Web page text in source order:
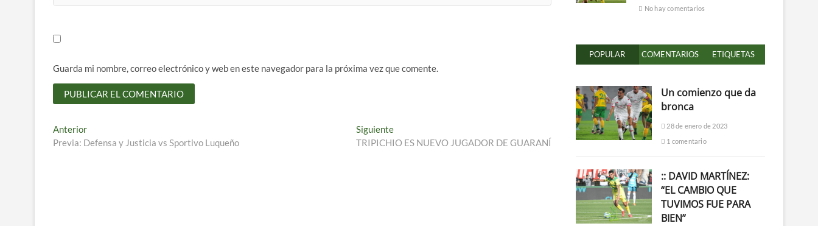
Guarda mi nombre, correo electrónico y web en este navegador para la próxima vez que comente.
Navegación
de
AnteriorEntrada
anterior:
Previa: Defensa y Justicia vs Sportivo Luqueño
SiguienteEntrada
siguiente:
TRIPICHIO ES NUEVO JUGADOR DE GUARANÍ
No hay comentarios
POPULAR COMENTARIOS ETIQUETAS
Un comienzo que da
bronca
28 de enero de 2023
1 comentario
:: DAVID MARTÍNEZ:
“EL CAMBIO QUE
TUVIMOS FUE PARA
BIEN”